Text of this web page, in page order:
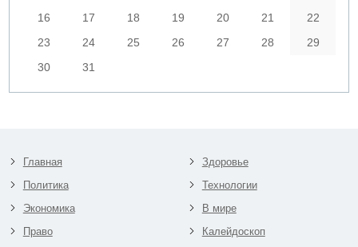
16
17 18 19 20 21
22
23
24 25 26 27 28
29
30
31
Главная
Политика
Экономика
Право
Здоровье
Технологии
В мире
Калейдоскоп